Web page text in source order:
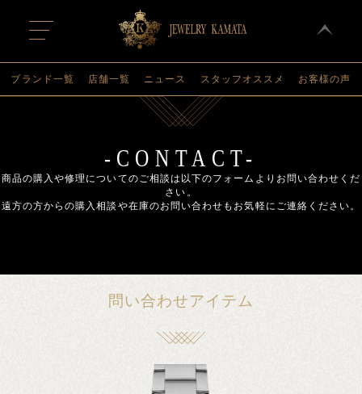
t
o
g
l
n
t
i
n
ブランド一覧 店舗一覧 ニュース スタッフオススメ お客様の声
-CONTACT-
商品の購入や修理についてのご相談は以下のフォームよりお問い合わせくだ
さい。
遠方の方からの購入相談や在庫のお問い合わせもお気軽にご連絡ください。
問い合わせアイテム